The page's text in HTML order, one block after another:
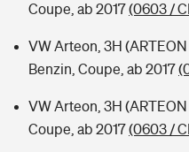
Tools
Kinderunfall-Check: Mehr
Typklassen: So ist Ihr Auto
Coupe, ab 2017(0603 /
VW Arteon, 3H
Benzin, Coupe, ab 2017
VW Arteon, 3H (ARTEON
Coupe, ab 2017(0603 /